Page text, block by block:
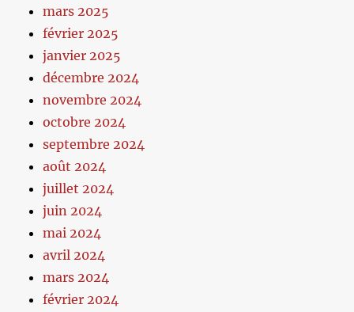
mars 2025
février 2025
janvier 2025
décembre 2024
novembre 2024
octobre 2024
septembre 2024
août 2024
juillet 2024
juin 2024
mai 2024
avril 2024
mars 2024
février 2024